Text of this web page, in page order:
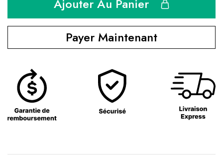
Ajouter Au Panier
Payer Maintenant